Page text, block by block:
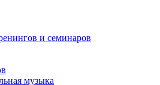
и семинаров
музыка